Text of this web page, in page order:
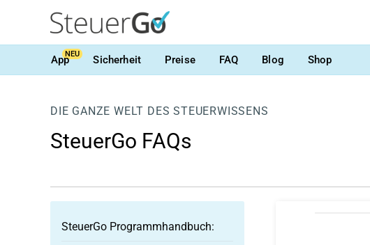
AppNEU Sicherheit Preise FAQ Blog Shop
DIE GANZE WELT DES STEUERWISSENS
SteuerGo FAQs
SteuerGo Programmhandbuch: